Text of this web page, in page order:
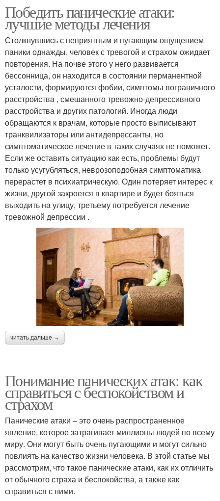
Победить панические атаки:
лучшие методы лечения
Столкнувшись с неприятным и пугающим ощущением
паники однажды, человек с тревогой и страхом ожидает
повторения. На почве этого у него развивается
бессонница, он находится в состоянии перманентной
усталости, формируются фобии, симптомы пограничного
расстройства , смешанного тревожно-депрессивного
расстройства и других патологий. Иногда люди
обращаются к врачам, которые просто выписывают
транквилизаторы или антидепрессанты, но
симптоматическое лечение в таких случаях не поможет.
Если же оставить ситуацию как есть, проблемы будут
только усугубляться, неврозоподобная симптоматика
перерастет в психиатрическую. Один потеряет интерес к
жизни, другой закроется в квартире и будет бояться
выходить на улицу, третьему потребуется лечение
тревожной депрессии .
читать дальше →
Понимание панических атак: как
справиться с беспокойством и
страхом
Панические атаки – это очень распространенное
явление, которое затрагивает миллионы людей по всему
миру. Они могут быть очень пугающими и могут сильно
повлиять на качество жизни человека. В этой статье мы
рассмотрим, что такое панические атаки, как их отличить
от обычного страха и беспокойства, а также как
справиться с ними.